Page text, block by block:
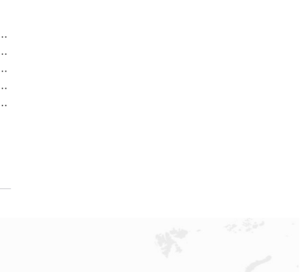
与服务热线权威信息公示（2026年6月最新）
与地址权威信息公示（2026年6月最新）
与客服电话权威信息公示（2026年6月最新）
联系电话权威信息公示（2026年6月最新）
店地址及电话权威信息公示（2026年6月最新）